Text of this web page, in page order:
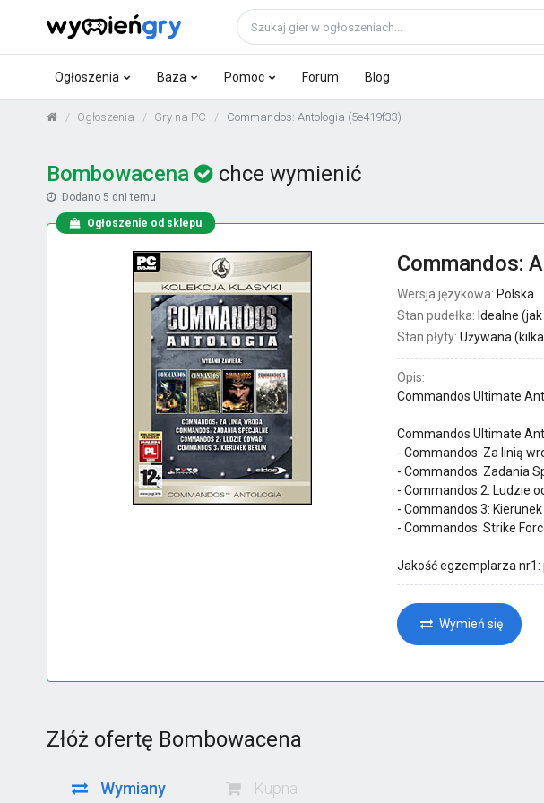
Ogłoszenia Baza Pomoc Forum Blog
Ogłoszenia Gry na PC Commandos: Antologia (5e419f33)
Bombowacena chce wymienić
Dodano 5 dni temu
Ogłoszenie od sklepu
Commandos:
Wersja językowa: Polska
Stan pudełka: Idealne
Stan płyty: Używana
Opis:
Commandos Ultimate
Commandos Ultimate
- Commandos: Za linią
- Commandos: Zadania
- Commandos 2: Ludzie
- Commandos 3:
- Commandos: Strike
Jakość egzemplarza nr1:
Wymień się
Złóż ofertę Bombowacena
Wymiany Kupna